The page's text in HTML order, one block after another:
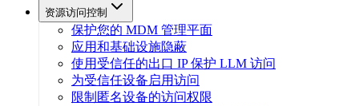
资源访问控制
保护您的 MDM 管理平面
应用和基础设施隐蔽
使用受信任的出口 IP 保护 LLM 访问
为受信任设备启用访问
限制匿名设备的访问权限